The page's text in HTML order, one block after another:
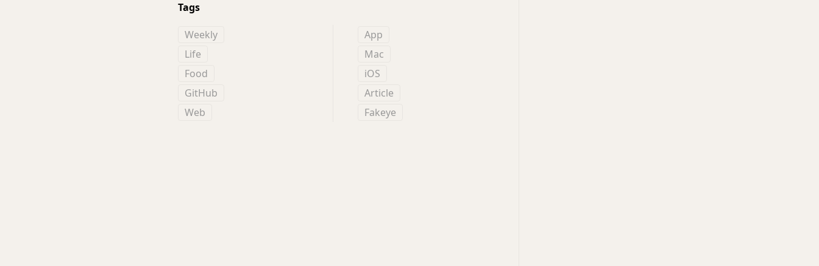
Tags
Weekly
Life
Food
GitHub
Web
App
Mac
iOS
Article
Fakeye